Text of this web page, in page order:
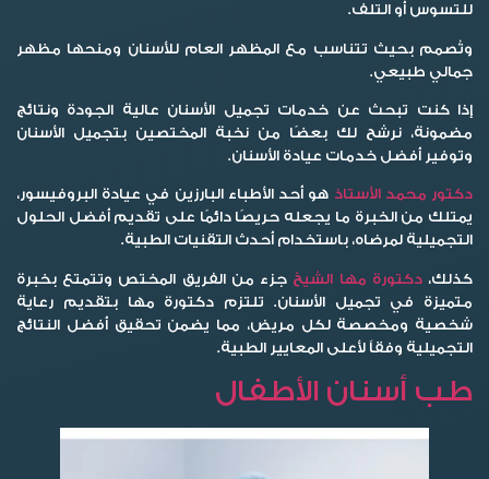
للتسوس أو التلف.
وتُصمم بحيث تتناسب مع المظهر العام للأسنان ومنحها مظهر
جمالي طبيعي.
إذا كنت تبحث عن خدمات تجميل الأسنان عالية الجودة ونتائج
مضمونة، نرشح لك بعضًا من نخبة المختصين بتجميل الأسنان
وتوفير أفضل خدمات عيادة الأسنان.
دكتور محمد الأستاذ هو أحد الأطباء البارزين في عيادة البروفيسور،
يمتلك من الخبرة ما يجعله حريصًا دائمًا على تقديم أفضل الحلول
التجميلية لمرضاه، باستخدام أحدث التقنيات الطبية.
كذلك،دكتورة مها الشيخ جزء من الفريق المختص وتتمتع بخبرة
متميزة في تجميل الأسنان. تلتزم دكتورة مها بتقديم رعاية
شخصية ومخصصة لكل مريض، مما يضمن تحقيق أفضل النتائج
التجميلية وفقاً لأعلى المعايير الطبية.
طب أسنان الأطفال